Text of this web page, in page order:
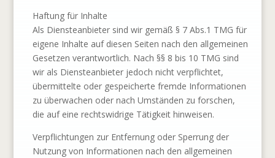
Haftung für Inhalte
Als Diensteanbieter sind wir gemäß § 7 Abs.1 TMG für
eigene Inhalte auf diesen Seiten nach den allgemeinen
Gesetzen verantwortlich. Nach §§ 8 bis 10 TMG sind
wir als Diensteanbieter jedoch nicht verpflichtet,
übermittelte oder gespeicherte fremde Informationen
zu überwachen oder nach Umständen zu forschen,
die auf eine rechtswidrige Tätigkeit hinweisen.
Verpflichtungen zur Entfernung oder Sperrung der
Nutzung von Informationen nach den allgemeinen